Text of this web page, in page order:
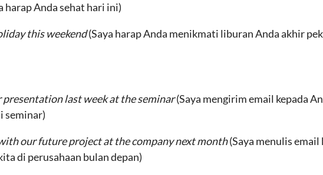
harap Anda sehat hari ini)
this weekend(Saya harap Anda menikmati liburan Anda akhir
last week at the seminar(Saya mengirim email kepada
seminar)
our future project at the company next month(Saya menulis email
di perusahaan bulan depan)